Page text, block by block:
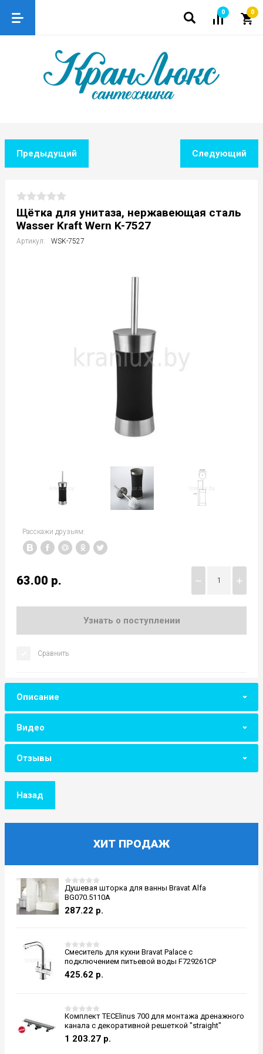
0 0
ХИТ ПРОДАЖ
Душевая шторка для ванны Bravat Alfa
BG070.5110A
287.22 р.
Смеситель для кухни Bravat Palace с
подключением питьевой воды F729261CP
425.62 р.
Комплект TECElinus 700 для монтажа дренажного
канала с декоративной решеткой "straight"
1 203.27 р.
Предыдущий Следующий
Щётка для унитаза, нержавеющая сталь
Wasser Kraft Wern K-7527
Артикул: WSK-7527
Расскажи друзьям:
63.00 р. − +
Узнать о поступлении
Сравнить
Описание
Видео
Отзывы
Назад